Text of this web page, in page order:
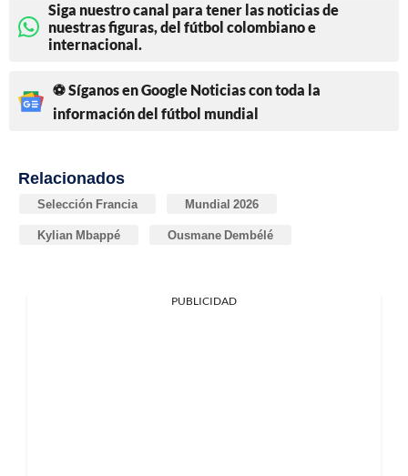
Siga nuestro canal para tener las noticias de
nuestras figuras, del fútbol colombiano e
internacional.
⚽ Síganos en Google Noticias con toda la
información del fútbol mundial
Relacionados
Selección Francia Mundial 2026
Kylian Mbappé Ousmane Dembélé
PUBLICIDAD